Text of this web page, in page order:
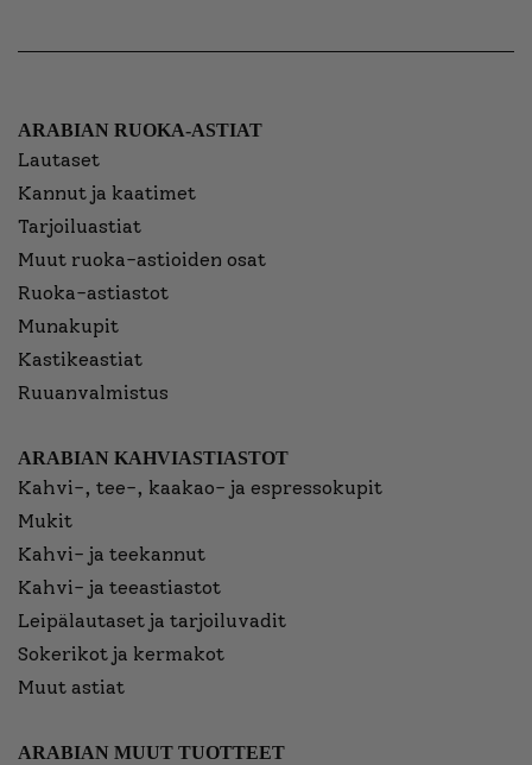
ARABIAN RUOKA-ASTIAT
Lautaset
Kannut ja kaatimet
Tarjoiluastiat
Muut ruoka-astioiden osat
Ruoka-astiastot
Munakupit
Kastikeastiat
Ruuanvalmistus
ARABIAN KAHVIASTIASTOT
Kahvi-, tee-, kaakao- ja espressokupit
Mukit
Kahvi- ja teekannut
Kahvi- ja teeastiastot
Leipälautaset ja tarjoiluvadit
Sokerikot ja kermakot
Muut astiat
ARABIAN MUUT TUOTTEET